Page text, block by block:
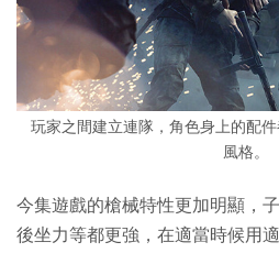
玩家之間建立連隊，角色身上的配
風格。
今集遊戲的槍械特性更加明顯，
後坐力等都更強，在適當時候用